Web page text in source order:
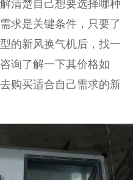
清楚自己想要选择哪种
求是关键条件，只要了
的新风换气机后，找一
询了解一下其价格如
购买适合自己需求的新